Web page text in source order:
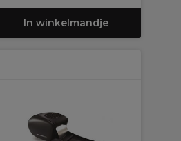
In winkelmandje